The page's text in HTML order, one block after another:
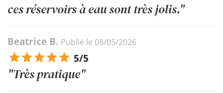
ces réservoirs à eau sont très jolis."
Beatrice B. Publié le 08/05/2026
5/5
"Très pratique"